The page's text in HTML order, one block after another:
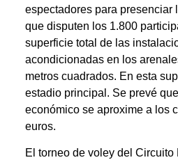
espectadores para presenciar
que disputen los 1.800
superficie total de las
acondicionadas en los
metros cuadrados. En esta
estadio principal. Se prevé
económico se aproxime a los
euros.
El torneo de voley del